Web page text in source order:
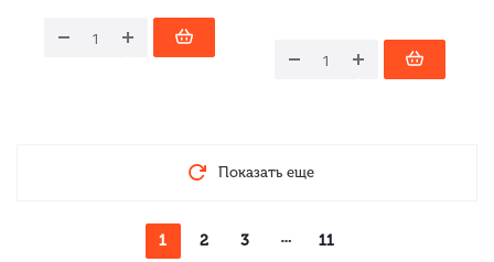
Показать еще
1 2 3 11